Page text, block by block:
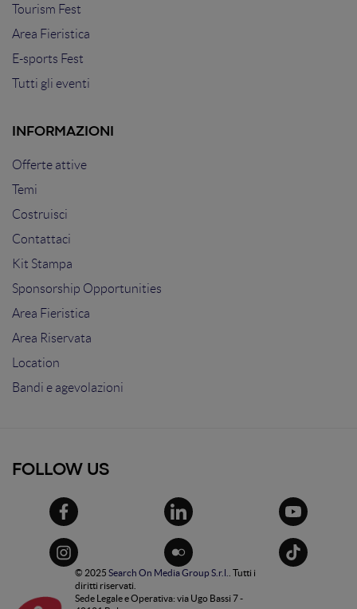
Tourism Fest
Area Fieristica
E-sports Fest
Tutti gli eventi
INFORMAZIONI
Offerte attive
Temi
Costruisci
Contattaci
Kit Stampa
Sponsorship Opportunities
Area Fieristica
Area Riservata
Location
Bandi e agevolazioni
FOLLOW US
© 2025 Search On Media Group S.r.l.
. Tutti i
diritti riservati.
Sede Legale e Operativa: via Ugo Bassi 7 -